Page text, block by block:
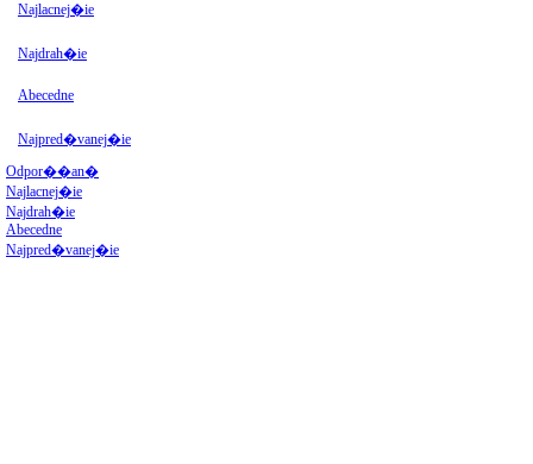
Najlacnej�ie
Najdrah�ie
Abecedne
Najpred�vanej�ie
Odpor��an�
Najlacnej�ie
Najdrah�ie
Abecedne
Najpred�vanej�ie